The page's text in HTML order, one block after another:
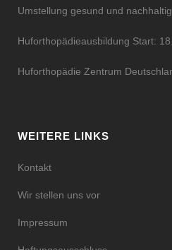
Umstellung gesund und nachhaltig
Huforthopädieausbildung Start:
Huforthopädie Zentrum
WEITERE LINKS
Kontakt
Wir stellen uns vor
Impressum